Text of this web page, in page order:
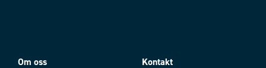
Om oss Kontakt